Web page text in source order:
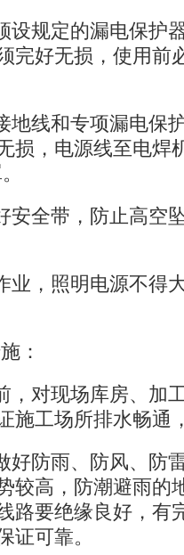
设规定的漏电保护
完好无损，使用前
地线和专项漏电保
损，电源线至电焊
安全带，防止高空
业，照明电源不得
：
，对现场库房、加
施工场所排水畅通
好防雨、防风、防
较高，防潮避雨的
路要绝缘良好，有
证可靠。